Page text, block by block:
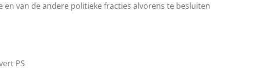
van de andere politieke fracties alvorens te besluiten
PS